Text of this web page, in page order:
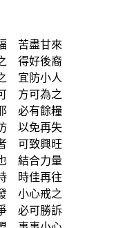
苦盡甘來
得好後裔
宜防小人
方可為之
必有餘糧
以免再失
可致興旺
結合力量
時佳再往
小心戒之
必可勝訴